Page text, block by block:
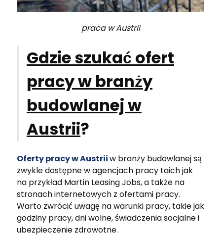
praca w Austrii
Gdzie szukać ofert
pracy w branży
budowlanej w
Austrii?
Oferty pracy w Austriiw branży budowlanej są
zwykle dostępne w agencjach pracy taich jak
na przykład Martin Leasing Jobs, a także na
stronach internetowych z ofertami pracy.
Warto zwrócić uwagę na warunki pracy, takie jak
godziny pracy, dni wolne, świadczenia socjalne i
ubezpieczenie zdrowotne.